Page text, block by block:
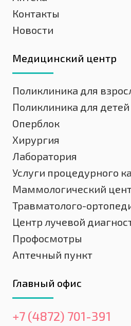
Контакты
Новости
Медицинский центр
Поликлиника для
Поликлиника для детей
Оперблок
Хирургия
Лаборатория
Услуги процедурного
Маммологический
Травматолого-
Центр лучевой
Профосмотры
Аптечный пункт
Главный офис
+7 (4872) 701-391